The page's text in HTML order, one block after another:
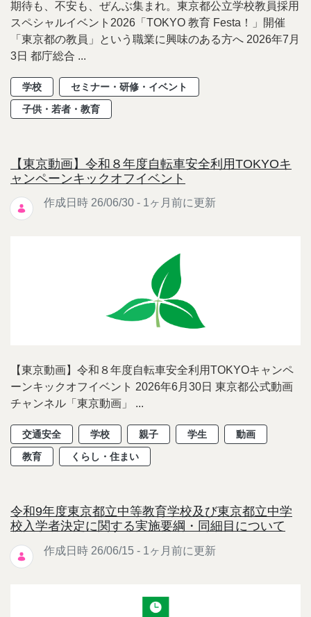
期待も、不安も、ぜんぶ集まれ。東京都公立学校教員採用
スペシャルイベント2026「TOKYO 教育 Festa！」開催
「東京都の教員」という職業に興味のある方へ 2026年7月
3日 都庁総合 ...
学校
セミナー・研修・イベント
子供・若者・教育
【東京動画】令和８年度自転車安全利用TOKYOキ
ャンペーンキックオフイベント
作成日時 26/06/30 - 1ヶ月前に更新
【東京動画】令和８年度自転車安全利用TOKYOキャンペ
ーンキックオフイベント 2026年6月30日 東京都公式動画
チャンネル「東京動画」 ...
交通安全 学校 親子 学生
動画
教育
くらし・住まい
令和9年度東京都立中等教育学校及び東京都立中学
校入学者決定に関する実施要綱・同細目について
作成日時 26/06/15 - 1ヶ月前に更新